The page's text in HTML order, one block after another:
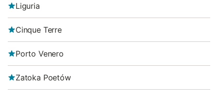
Liguria
Cinque Terre
Porto Venero
Zatoka Poetów